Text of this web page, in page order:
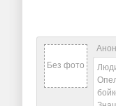
Без фото